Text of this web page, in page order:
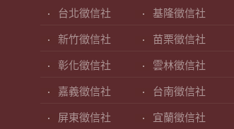
台北徵信社 基隆徵信社
新竹徵信社 苗栗徵信社
彰化徵信社 雲林徵信社
嘉義徵信社 台南徵信社
屏東徵信社 宜蘭徵信社